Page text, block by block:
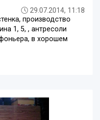
29.07.2014, 11:18
производство
1, 5, , антресоли
в хорошем